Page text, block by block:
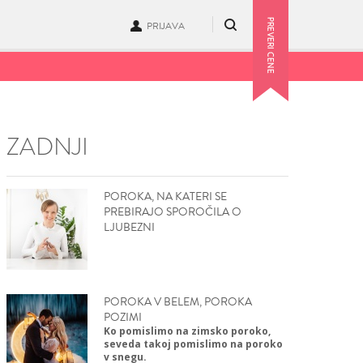
PRIJAVA
ZADNJI
POROKA, NA KATERI SE
PREBIRAJO SPOROČILA O
LJUBEZNI
POROKA V BELEM, POROKA
POZIMI
Ko pomislimo na zimsko poroko,
seveda takoj pomislimo na poroko
v snegu.